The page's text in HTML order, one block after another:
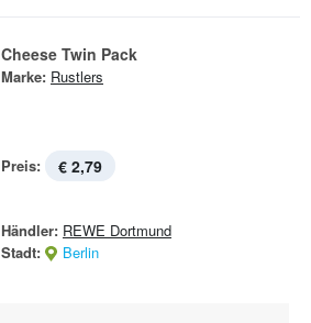
Cheese Twin Pack
Marke: Rustlers
Preis: € 2,79
Händler: REWE Dortmund
Stadt:
Berlin